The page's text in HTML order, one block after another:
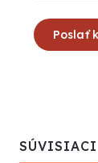
Poslať
SÚVISIACI